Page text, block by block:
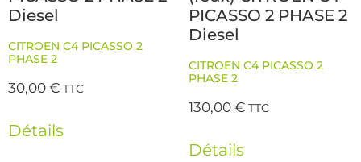
Diesel
CITROEN C4 PICASSO 2
PHASE 2
30,00€ TTC
Détails
PICASSO 2 PHASE 2
Diesel
CITROEN C4 PICASSO 2
PHASE 2
130,00€ TTC
Détails